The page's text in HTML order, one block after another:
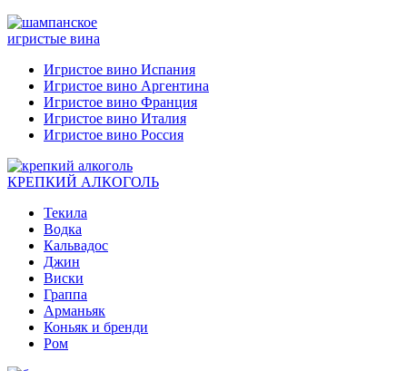
игристые вина
Игристое вино Испания
Игристое вино Аргентина
Игристое вино Франция
Игристое вино Италия
Игристое вино Россия
КРЕПКИЙ АЛКОГОЛЬ
Текила
Водка
Кальвадос
Джин
Виски
Граппа
Арманьяк
Коньяк и бренди
Ром